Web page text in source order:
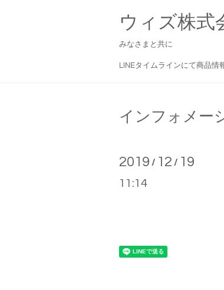
ウィズ株式
みなさまと共に
LINEタイムラインにて商品情
インフォメー
2019 / 12 / 19
11:14